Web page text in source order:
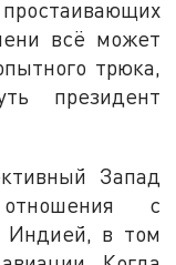
всё может
трюка,
президент
Запад
отношения с
Индией, в том